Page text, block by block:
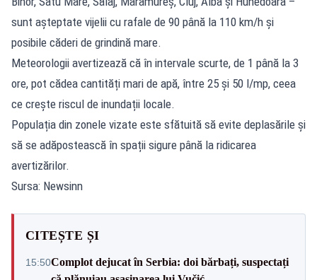
sunt așteptate vijelii cu rafale de 90 până la 110 km/h și
posibile căderi de grindină mare.
Meteorologii avertizează că în intervale scurte, de 1 până la 3
ore, pot cădea cantități mari de apă, între 25 și 50 l/mp, ceea
ce crește riscul de inundații locale.
Populația din zonele vizate este sfătuită să evite deplasările și
să se adăpostească în spații sigure până la ridicarea
avertizărilor.
Sursa: Newsinn
CITEȘTE ȘI
15:50Complot dejucat în Serbia: doi bărbați, suspectați